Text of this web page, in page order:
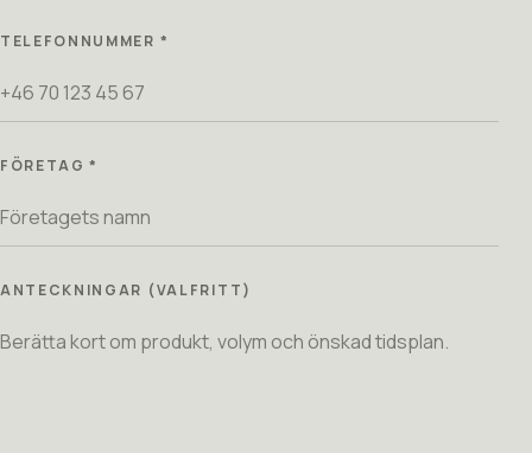
TELEFONNUMMER *
FÖRETAG *
ANTECKNINGAR (VALFRITT)